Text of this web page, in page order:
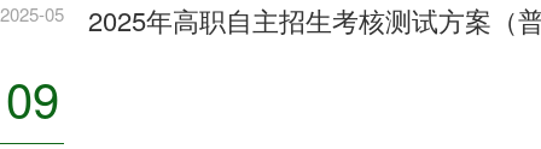
2025-05
09
2025年高职自主招生考核测试方案（